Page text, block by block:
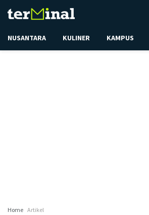
NUSANTARA KULINER KAMPUS
Home Artikel